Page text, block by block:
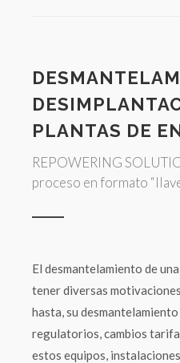
PLANTAS DE
REPOWERING
proceso en formato
El desmantelamiento de
tener diversas
hasta, su
regulatorios, cambios
estos equipos,